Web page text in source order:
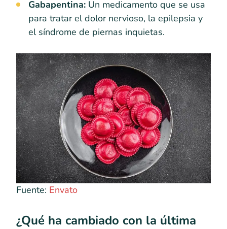
Gabapentina: Un medicamento que se usa
para tratar el dolor nervioso, la epilepsia y
el síndrome de piernas inquietas.
Fuente: Envato
¿Qué ha cambiado con la última